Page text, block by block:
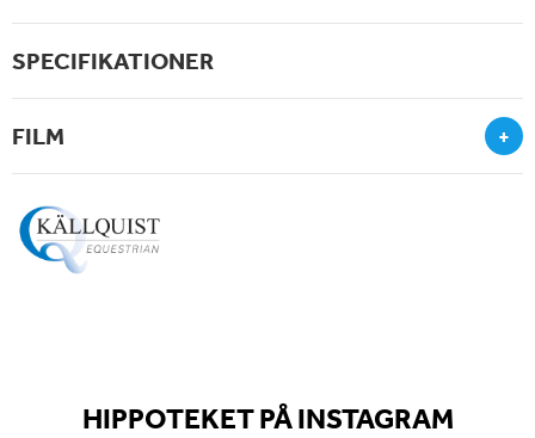
SPECIFIKATIONER
FILM +
HIPPOTEKET PÅ INSTAGRAM